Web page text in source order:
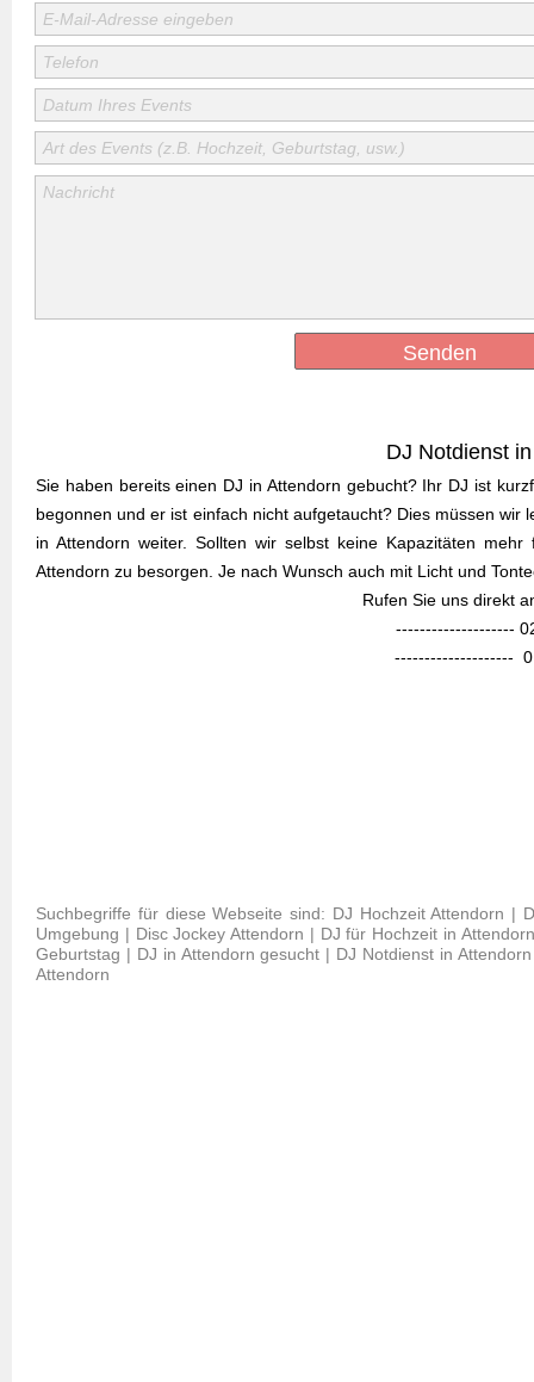
E-Mail-Adresse eingeben
Senden
Nachricht
Telefon
Datum Ihres Events
Art des Events (z.B. Hochzeit, Geburtstag, usw.)
DJ Notdienst
Sie haben bereits einen DJ in Attendorn gebucht? Ihr DJ ist
begonnen und er ist einfach nicht aufgetaucht? Dies müssen
in Attendorn weiter. Sollten wir selbst keine Kapazitäten
Attendorn zu besorgen. Je nach Wunsch auch mit Licht und
Rufen Sie uns direkt
--------------------
--------------------
Suchbegriffe für diese Webseite sind: DJ Hochzeit Attendorn |
Umgebung | Disc Jockey Attendorn | DJ für Hochzeit in
Geburtstag | DJ in Attendorn gesucht | DJ Notdienst in
Attendorn